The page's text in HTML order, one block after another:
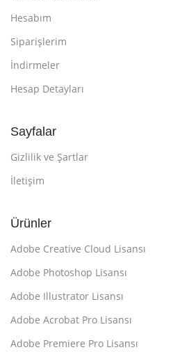
Hesabım
Siparişlerim
İndirmeler
Hesap Detayları
Sayfalar
Gizlilik ve Şartlar
İletişim
Ürünler
Adobe Creative Cloud Lisansı
Adobe Photoshop Lisansı
Adobe Illustrator Lisansı
Adobe Acrobat Pro Lisansı
Adobe Premiere Pro Lisansı